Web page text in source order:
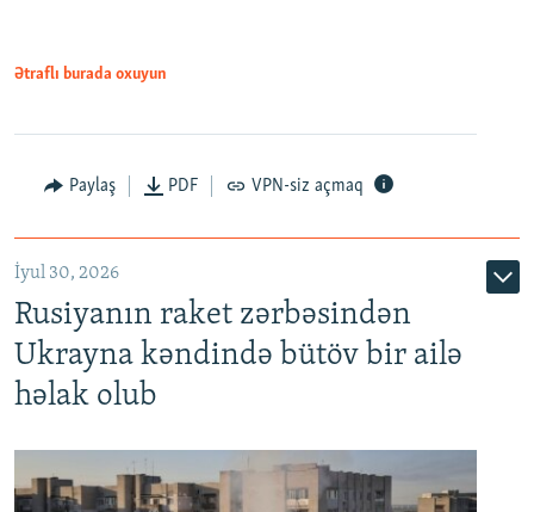
Ətraflı burada oxuyun
Paylaş PDF VPN-siz açmaq
İyul 30, 2026
Rusiyanın raket zərbəsindən
Ukrayna kəndində bütöv bir ailə
həlak olub